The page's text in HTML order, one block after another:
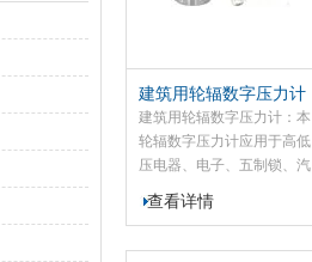
建筑用轮辐数字压力计
建筑用轮辐数字压力计：本
轮辐数字压力计应用于高低
压电器、电子、五制锁、汽
车配件、打火机及点火装
置、制笔、轻工、建筑、渔
查看详情